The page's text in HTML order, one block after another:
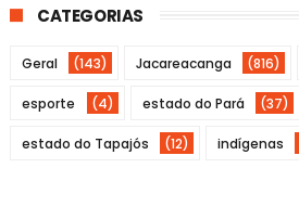
CATEGORIAS
Geral (143) Jacareacanga (816)
esporte (4) estado do Pará (37)
estado do Tapajós (12) indígenas